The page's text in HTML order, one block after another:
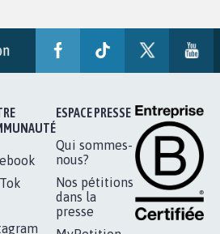
ESPACE PRESSE
Qui sommes-
nous?
Nos pétitions
dans la
presse